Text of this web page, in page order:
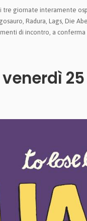
giornate interamente
Radura, Lags,
di incontro, a